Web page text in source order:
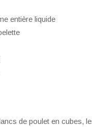
entière liquide
de poulet en cubes,